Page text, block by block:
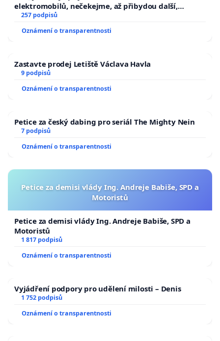
elektromobilů, nečekejme, až přibydou další,
zaveďme slyšitelná auta!
257 podpisů
Oznámení o transparentnosti
Zastavte prodej Letiště Václava Havla
9 podpisů
Oznámení o transparentnosti
Petice za český dabing pro seriál The Mighty Nein
7 podpisů
Oznámení o transparentnosti
Petice za demisi vlády Ing. Andreje Babiše, SPD a
Motoristů
Petice za demisi vlády Ing. Andreje Babiše, SPD a
Motoristů
1 817 podpisů
Oznámení o transparentnosti
Vyjádření podpory pro udělení milosti – Denis
1 752 podpisů
Oznámení o transparentnosti